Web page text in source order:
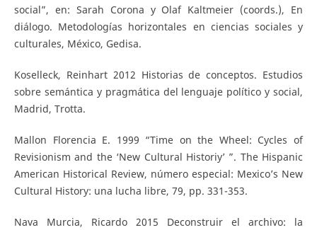
social”, en: Sarah Corona y Olaf Kaltmeier (coords.), En
diálogo. Metodologías horizontales en ciencias sociales y
culturales, México, Gedisa.
Koselleck, Reinhart 2012 Historias de conceptos. Estudios
sobre semántica y pragmática del lenguaje político y social,
Madrid, Trotta.
Mallon Florencia E. 1999 “Time on the Wheel: Cycles of
Revisionism and the ‘New Cultural Historiy’ ”. The Hispanic
American Historical Review, número especial: Mexico’s New
Cultural History: una lucha libre, 79, pp. 331-353.
Nava Murcia, Ricardo 2015 Deconstruir el archivo: la